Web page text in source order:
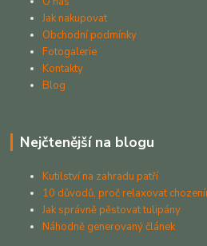
Jak nakupovat
Obchodní podmínky
Fotogalerie
Kontakty
Blog
Nejčtenější na blogu
Kutilství na zahradu patří
10 důvodů, proč relaxovat
Jak správně pěstovat tulipány
Náhodně generovaný článek